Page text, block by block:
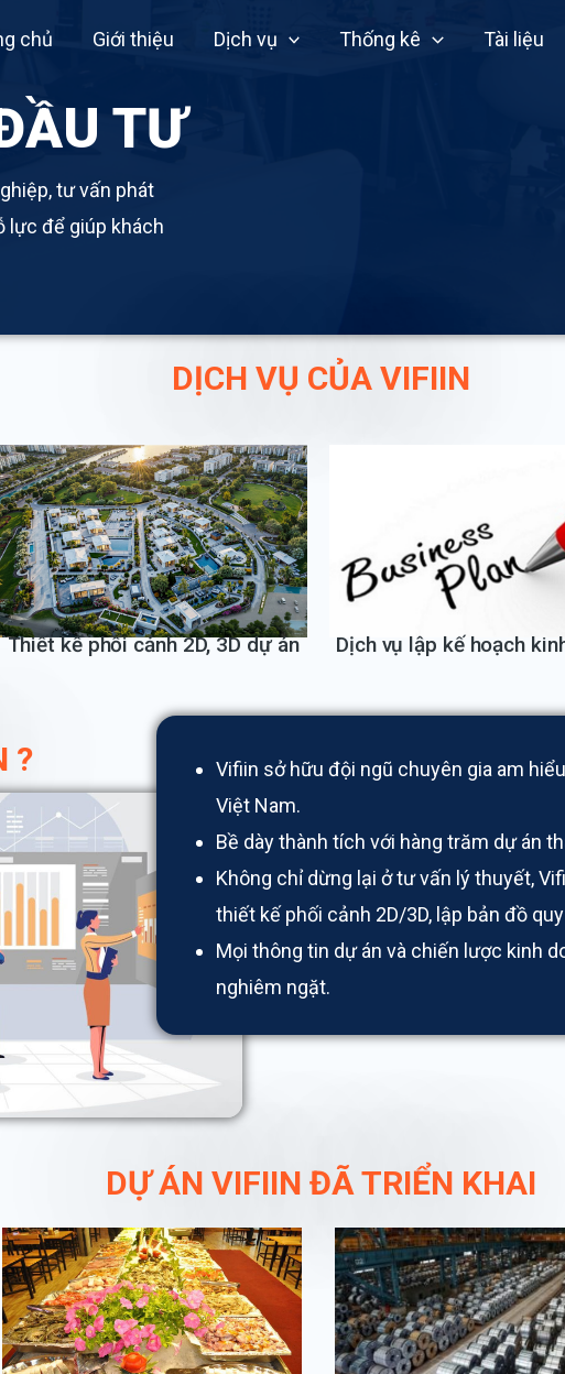
chủ Giới thiệu Dịch vụ Thống kê Tài liệu
TƯ
tư vấn phát
lực để giúp khách
DỊCH VỤ CỦA VIFIIN
Thiết kế phối cảnh 2D, 3D dự án Dịch vụ lập kế hoạch
?
Vifiin sở hữu đội ngũ chuyên gia am
Việt Nam.
Bề dày thành tích với hàng trăm dự án
Không chỉ dừng lại ở tư vấn lý thuyết,
thiết kế phối cảnh 2D/3D, lập bản đồ
Mọi thông tin dự án và chiến lược kinh
nghiêm ngặt.
DỰ ÁN VIFIIN ĐÃ TRIỂN KHAI